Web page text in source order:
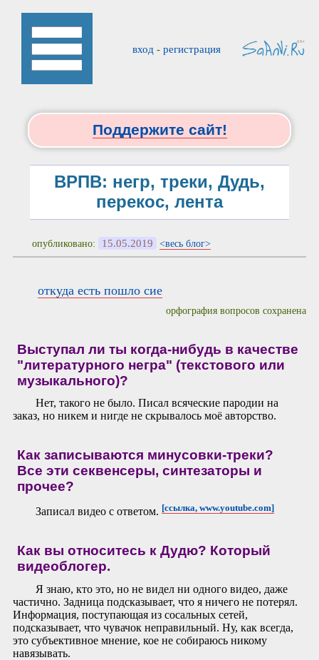
вход - регистрация
Поддержите сайт!
ВРПВ: негр, треки, Дудь,
перекос, лента
опубликовано: 15.05.2019 <весь блог>
откуда есть пошло сие
орфография вопросов сохранена
Выступал ли ты когда-нибудь в качестве
"литературного негра" (текстового или
музыкального)?
Нет, такого не было. Писал всяческие пародии на
заказ, но никем и нигде не скрывалось моё авторство.
Как записываются минусовки-треки?
Все эти секвенсеры, синтезаторы и
прочее?
Записал видео с ответом. [ссылка, www.youtube.com]
Как вы относитесь к Дудю? Который
видеоблогер.
Я знаю, кто это, но не видел ни одного видео, даже
частично. Задница подсказывает, что я ничего не потерял.
Информация, поступающая из сосальных сетей,
подсказывает, что чувачок неправильный. Ну, как всегда,
это субъективное мнение, кое не собираюсь никому
навязывать.